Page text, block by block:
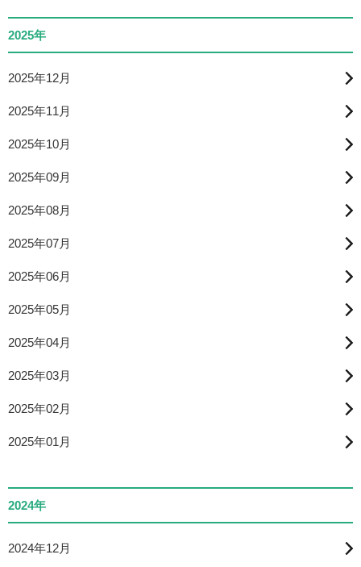
2025年
2025年12月
2025年11月
2025年10月
2025年09月
2025年08月
2025年07月
2025年06月
2025年05月
2025年04月
2025年03月
2025年02月
2025年01月
2024年
2024年12月